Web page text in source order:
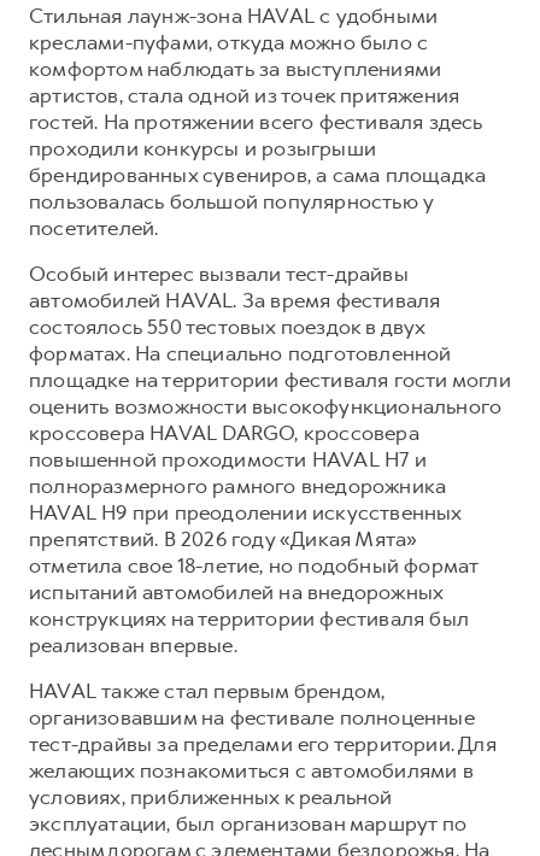
HAVAL Лизинг
АКСЕССУАРЫ HAVAL
Автомобильные аксессуары
Коллекция CITY
Коллекция Базовая
АКСЕССУАРЫ HAVAL
Автомобильные аксессуары
Коллекция CITY
Коллекция Базовая
Коллекция Детская
Cтильная лаунж-зона HAVAL с удобными
креслами-пуфами, откуда можно было с
комфортом наблюдать за выступлениями
артистов, стала одной из точек притяжения
гостей. На протяжении всего фестиваля здесь
проходили конкурсы и розыгрыши
брендированных сувениров, а сама площадка
пользовалась большой популярностью у
посетителей.
Особый интерес вызвали тест-драйвы
автомобилей HAVAL. За время фестиваля
состоялось 550 тестовых поездок в двух
форматах. На специально подготовленной
площадке на территории фестиваля гости могли
оценить возможности высокофункционального
кроссовера HAVAL DARGO, кроссовера
повышенной проходимости HAVAL H7 и
полноразмерного рамного внедорожника
HAVAL H9 при преодолении искусственных
препятствий. В 2026 году «Дикая Мята»
отметила свое 18-летие, но подобный формат
испытаний автомобилей на внедорожных
конструкциях на территории фестиваля был
реализован впервые.
HAVAL также стал первым брендом,
организовавшим на фестивале полноценные
тест-драйвы за пределами его территории. Для
желающих познакомиться с автомобилями в
условиях, приближенных к реальной
эксплуатации, был организован маршрут по
лесным дорогам с элементами бездорожья. На